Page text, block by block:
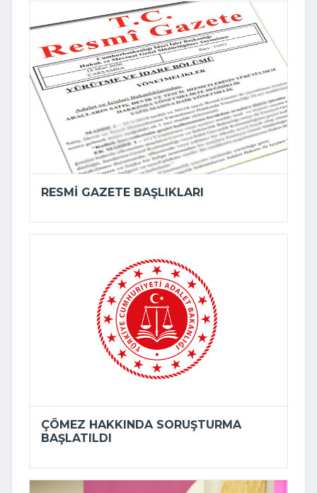
RESMI GAZETE BAŞLIKLARI
ÇÖMEZ HAKKINDA SORUŞTURMA
BAŞLATILDI